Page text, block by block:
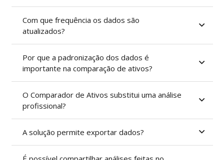
Com que frequência os dados são
atualizados?
Por que a padronização dos dados é
importante na comparação de ativos?
O Comparador de Ativos substitui uma análise
profissional?
A solução permite exportar dados?